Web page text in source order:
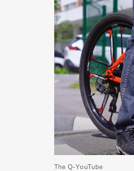
The Q-YouTube